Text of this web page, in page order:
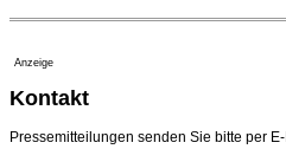
Anzeige
Kontakt
Pressemitteilungen senden Sie bitte per